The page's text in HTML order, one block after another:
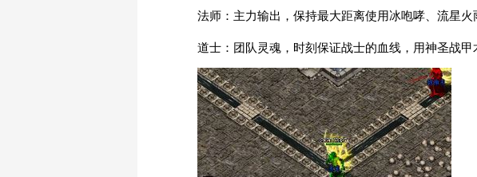
法师：主力输出，保持最大距离使用冰咆哮、流星火
道士：团队灵魂，时刻保证战士的血线，用神圣战甲